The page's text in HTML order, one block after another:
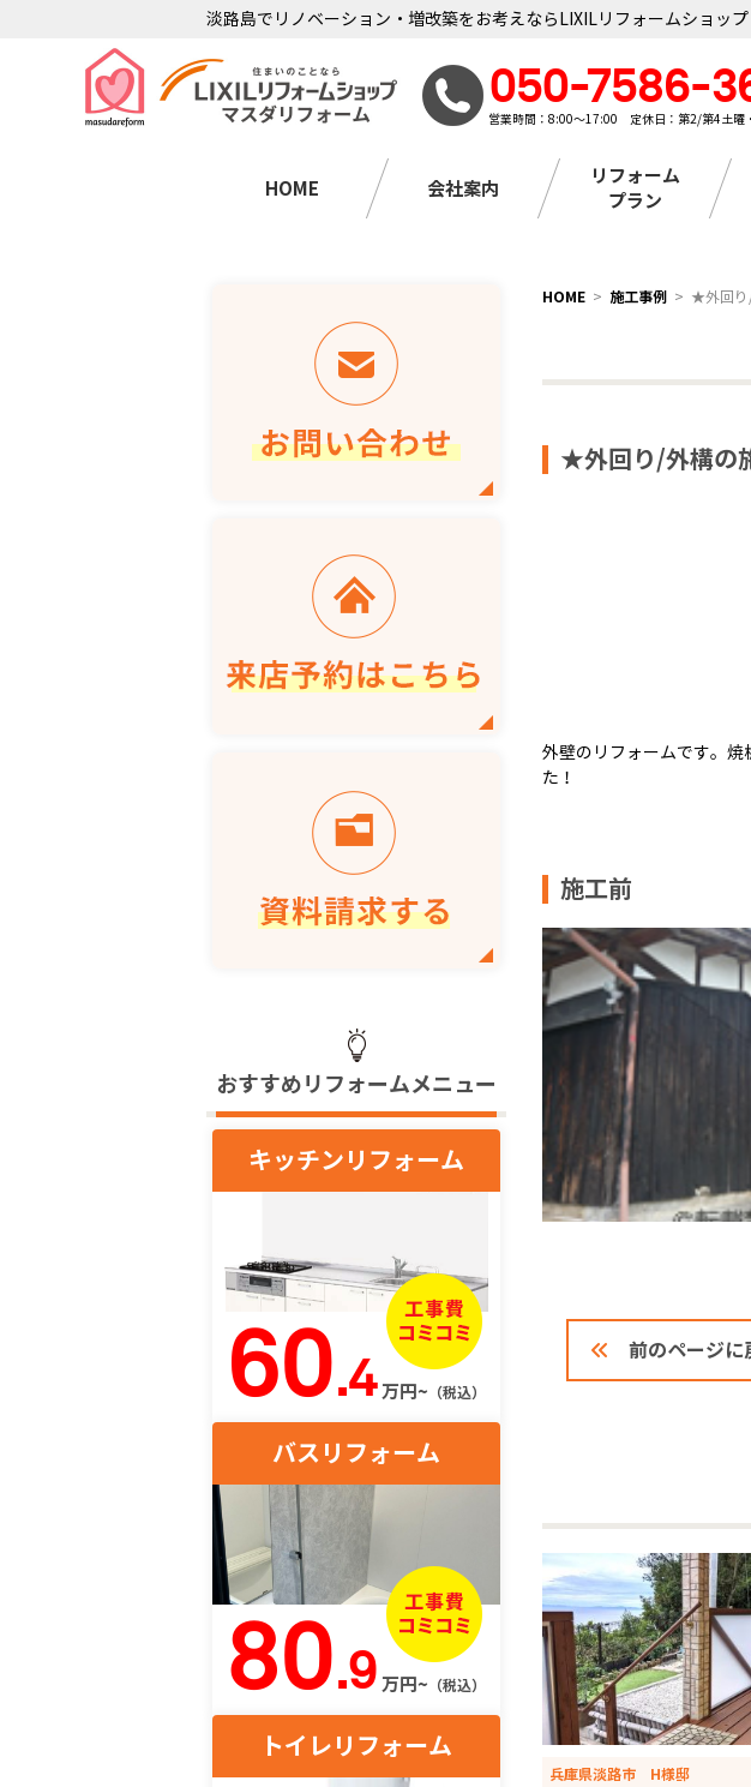
淡路島でリノベーション・増改築をお考えならLIXILリフォームショッ
050-7586-
営業時間：8:00～17:00 定休日：第2/第4土曜
HOME 会社案内
リフォーム
プラン
HOME 施工事例 ★外回
★外回り/外構の
外壁のリフォームです。
た！
施工前
前のページに
兵庫県淡路市 H様邸
おすすめリフォームメニュー
キッチンリフォーム
60.4万円~ （税込）
バスリフォーム
80.9 万円~ （税込）
トイレリフォーム